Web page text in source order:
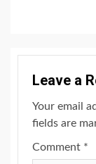
Leave a
Your email
fields are
Comment *